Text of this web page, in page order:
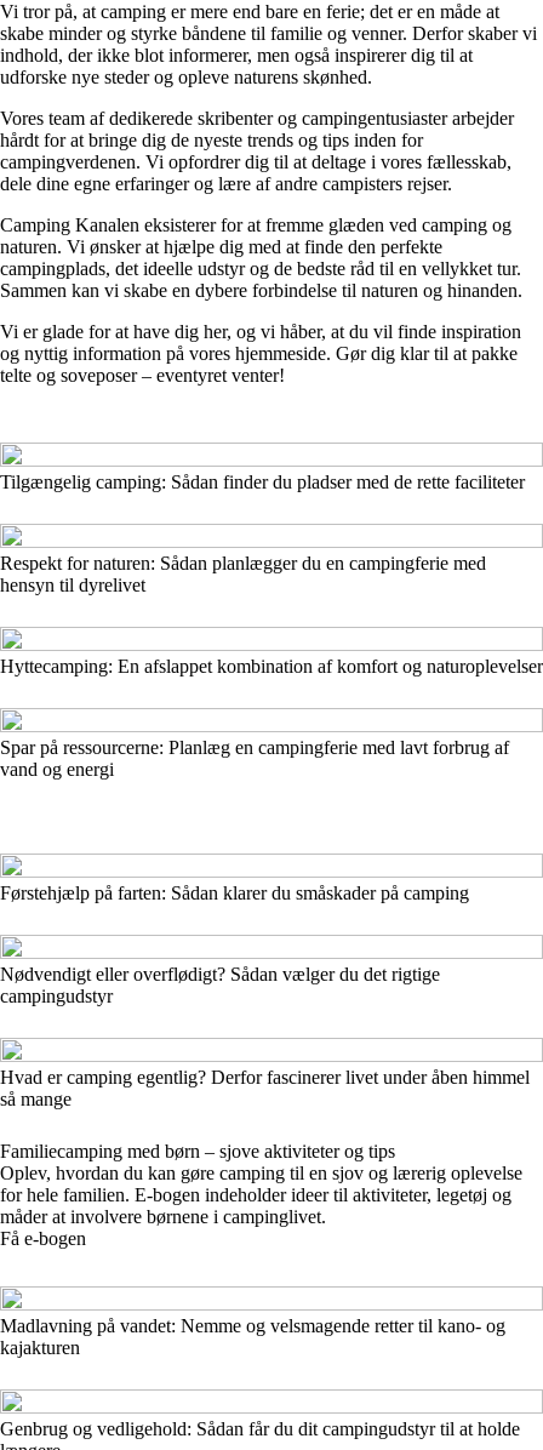
Vi tror på, at camping er mere end bare en ferie; det er en måde at
skabe minder og styrke båndene til familie og venner. Derfor skaber vi
indhold, der ikke blot informerer, men også inspirerer dig til at
udforske nye steder og opleve naturens skønhed.
Vores team af dedikerede skribenter og campingentusiaster arbejder
hårdt for at bringe dig de nyeste trends og tips inden for
campingverdenen. Vi opfordrer dig til at deltage i vores fællesskab,
dele dine egne erfaringer og lære af andre campisters rejser.
Camping Kanalen eksisterer for at fremme glæden ved camping og
naturen. Vi ønsker at hjælpe dig med at finde den perfekte
campingplads, det ideelle udstyr og de bedste råd til en vellykket tur.
Sammen kan vi skabe en dybere forbindelse til naturen og hinanden.
Vi er glade for at have dig her, og vi håber, at du vil finde inspiration
og nyttig information på vores hjemmeside. Gør dig klar til at pakke
telte og soveposer – eventyret venter!
Tilgængelig camping: Sådan finder du pladser med de rette faciliteter
Respekt for naturen: Sådan planlægger du en campingferie med
hensyn til dyrelivet
Hyttecamping: En afslappet kombination af komfort og naturoplevelser
Spar på ressourcerne: Planlæg en campingferie med lavt forbrug af
vand og energi
Førstehjælp på farten: Sådan klarer du småskader på camping
Nødvendigt eller overflødigt? Sådan vælger du det rigtige
campingudstyr
Hvad er camping egentlig? Derfor fascinerer livet under åben himmel
så mange
Familiecamping med børn – sjove aktiviteter og tips
Oplev, hvordan du kan gøre camping til en sjov og lærerig oplevelse
for hele familien. E-bogen indeholder ideer til aktiviteter, legetøj og
måder at involvere børnene i campinglivet.
Få e-bogen
Madlavning på vandet: Nemme og velsmagende retter til kano- og
kajakturen
Genbrug og vedligehold: Sådan får du dit campingudstyr til at holde